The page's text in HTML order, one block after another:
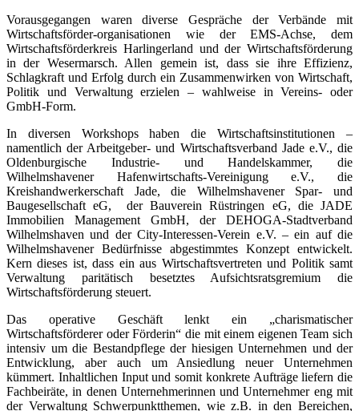
Vorausgegangen waren diverse Gespräche der Verbände mit
Wirtschaftsförder-organisationen wie der EMS-Achse, dem
Wirtschaftsförderkreis Harlingerland und der Wirtschaftsförderung
in der Wesermarsch. Allen gemein ist, dass sie ihre Effizienz,
Schlagkraft und Erfolg durch ein Zusammenwirken von Wirtschaft,
Politik und Verwaltung erzielen – wahlweise in Vereins- oder
GmbH-Form.
In diversen Workshops haben die Wirtschaftsinstitutionen –
namentlich der Arbeitgeber- und Wirtschaftsverband Jade e.V., die
Oldenburgische Industrie- und Handelskammer, die
Wilhelmshavener Hafenwirtschafts-Vereinigung e.V., die
Kreishandwerkerschaft Jade, die Wilhelmshavener Spar- und
Baugesellschaft eG,
der Bauverein Rüstringen eG, die JADE
Immobilien Management GmbH, der DEHOGA-Stadtverband
Wilhelmshaven und der City-Interessen-Verein e.V. – ein auf die
Wilhelmshavener Bedürfnisse abgestimmtes Konzept entwickelt.
Kern dieses ist, dass ein aus Wirtschaftsvertreten und Politik samt
Verwaltung paritätisch besetztes Aufsichtsratsgremium die
Wirtschaftsförderung steuert.
Das operative Geschäft lenkt ein „charismatischer
Wirtschaftsförderer oder Förderin“ die mit einem eigenen Team sich
intensiv um die Bestandpflege der hiesigen Unternehmen und der
Entwicklung, aber auch um Ansiedlung neuer Unternehmen
kümmert. Inhaltlichen Input und somit konkrete Aufträge liefern die
Fachbeiräte, in denen Unternehmerinnen und Unternehmer eng mit
der Verwaltung Schwerpunktthemen, wie z.B. in den Bereichen,